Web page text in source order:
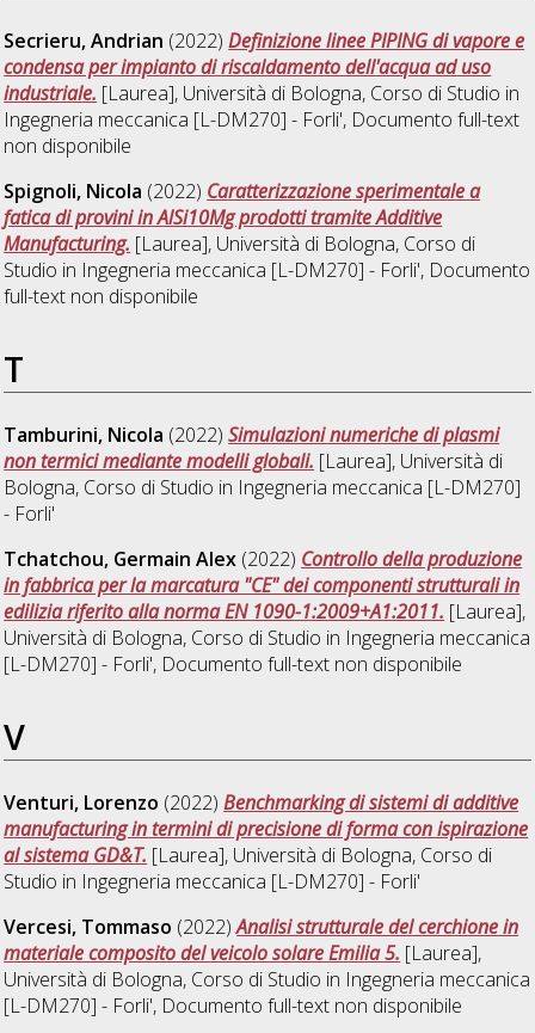
Secrieru, Andrian (2022)Definizione linee PIPING di vapore e
condensa per impianto di riscaldamento dell'acqua ad uso
industriale. [Laurea], Università di Bologna, Corso di Studio in
Ingegneria meccanica [L-DM270] - Forli', Documento full-text
non disponibile
Spignoli, Nicola (2022) Caratterizzazione sperimentale a
fatica di provini in AlSi10Mg prodotti tramite Additive
Manufacturing. [Laurea], Università di Bologna, Corso di
Studio in Ingegneria meccanica [L-DM270] - Forli', Documento
full-text non disponibile
T
Tamburini, Nicola (2022)Simulazioni numeriche di plasmi
non termici mediante modelli globali. [Laurea], Università di
Bologna, Corso di Studio in Ingegneria meccanica [L-DM270]
- Forli'
Tchatchou, Germain Alex (2022) Controllo della produzione
in fabbrica per la marcatura "CE" dei componenti strutturali in
edilizia riferito alla norma EN 1090-1:2009+A1:2011. [Laurea],
Università di Bologna, Corso di Studio in Ingegneria meccanica
[L-DM270] - Forli', Documento full-text non disponibile
V
Venturi, Lorenzo (2022)Benchmarking di sistemi di additive
manufacturing in termini di precisione di forma con ispirazione
al sistema GD&T. [Laurea], Università di Bologna, Corso di
Studio in Ingegneria meccanica [L-DM270] - Forli'
Vercesi, Tommaso (2022)Analisi strutturale del cerchione in
materiale composito del veicolo solare Emilia 5. [Laurea],
Università di Bologna, Corso di Studio in Ingegneria meccanica
[L-DM270] - Forli', Documento full-text non disponibile